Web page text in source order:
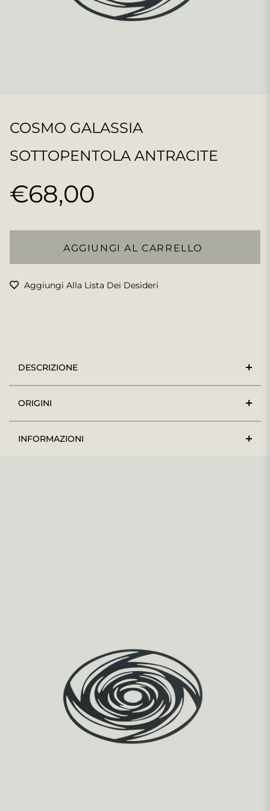
COSMO GALASSIA
SOTTOPENTOLA ANTRACITE
Prezzo
€68,00
AGGIUNGI AL CARRELLO
Aggiungi Alla Lista Dei Desideri
DESCRIZIONE
ORIGINI
INFORMAZIONI